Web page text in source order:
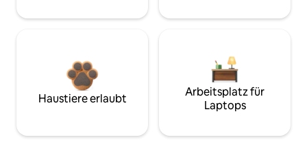
Haustiere erlaubt
Arbeitsplatz für
Laptops